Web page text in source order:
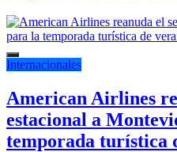
Internacionales
American Airlines
estacional a
temporada turística